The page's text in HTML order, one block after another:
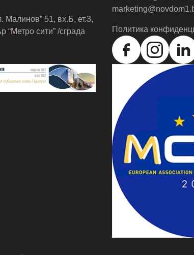
Малинов” 51, вх.Б, ет.3,
“Метро сити” /сграда
Политика